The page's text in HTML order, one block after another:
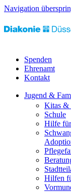
Navigation
Spenden
Ehrenamt
Kontakt
Jugend &
Kitas &
Schule
Hilfe
Hilfen